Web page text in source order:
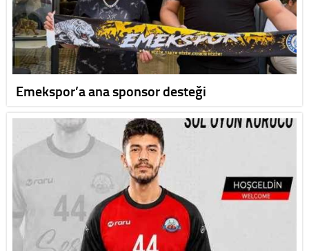
Emekspor’a ana sponsor desteği